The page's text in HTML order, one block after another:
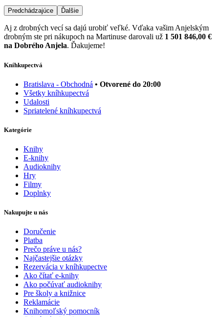
Predchádzajúce Ďalšie
Aj z drobných vecí sa dajú urobiť veľké. Vďaka vašim Anjelským
drobným ste pri nákupoch na Martinuse darovali už 1 501 846,00 €
na Dobrého Anjela. Ďakujeme!
Kníhkupectvá
Bratislava - Obchodná • Otvorené do 20:00
Všetky kníhkupectvá
Udalosti
Spriatelené kníhkupectvá
Kategórie
Knihy
E-knihy
Audioknihy
Hry
Filmy
Doplnky
Nakupujte u nás
Doručenie
Platba
Prečo práve u nás?
Najčastejšie otázky
Rezervácia v kníhkupectve
Ako čítať e-knihy
Ako počúvať audioknihy
Pre školy a knižnice
Reklamácie
Knihomoľský pomocník